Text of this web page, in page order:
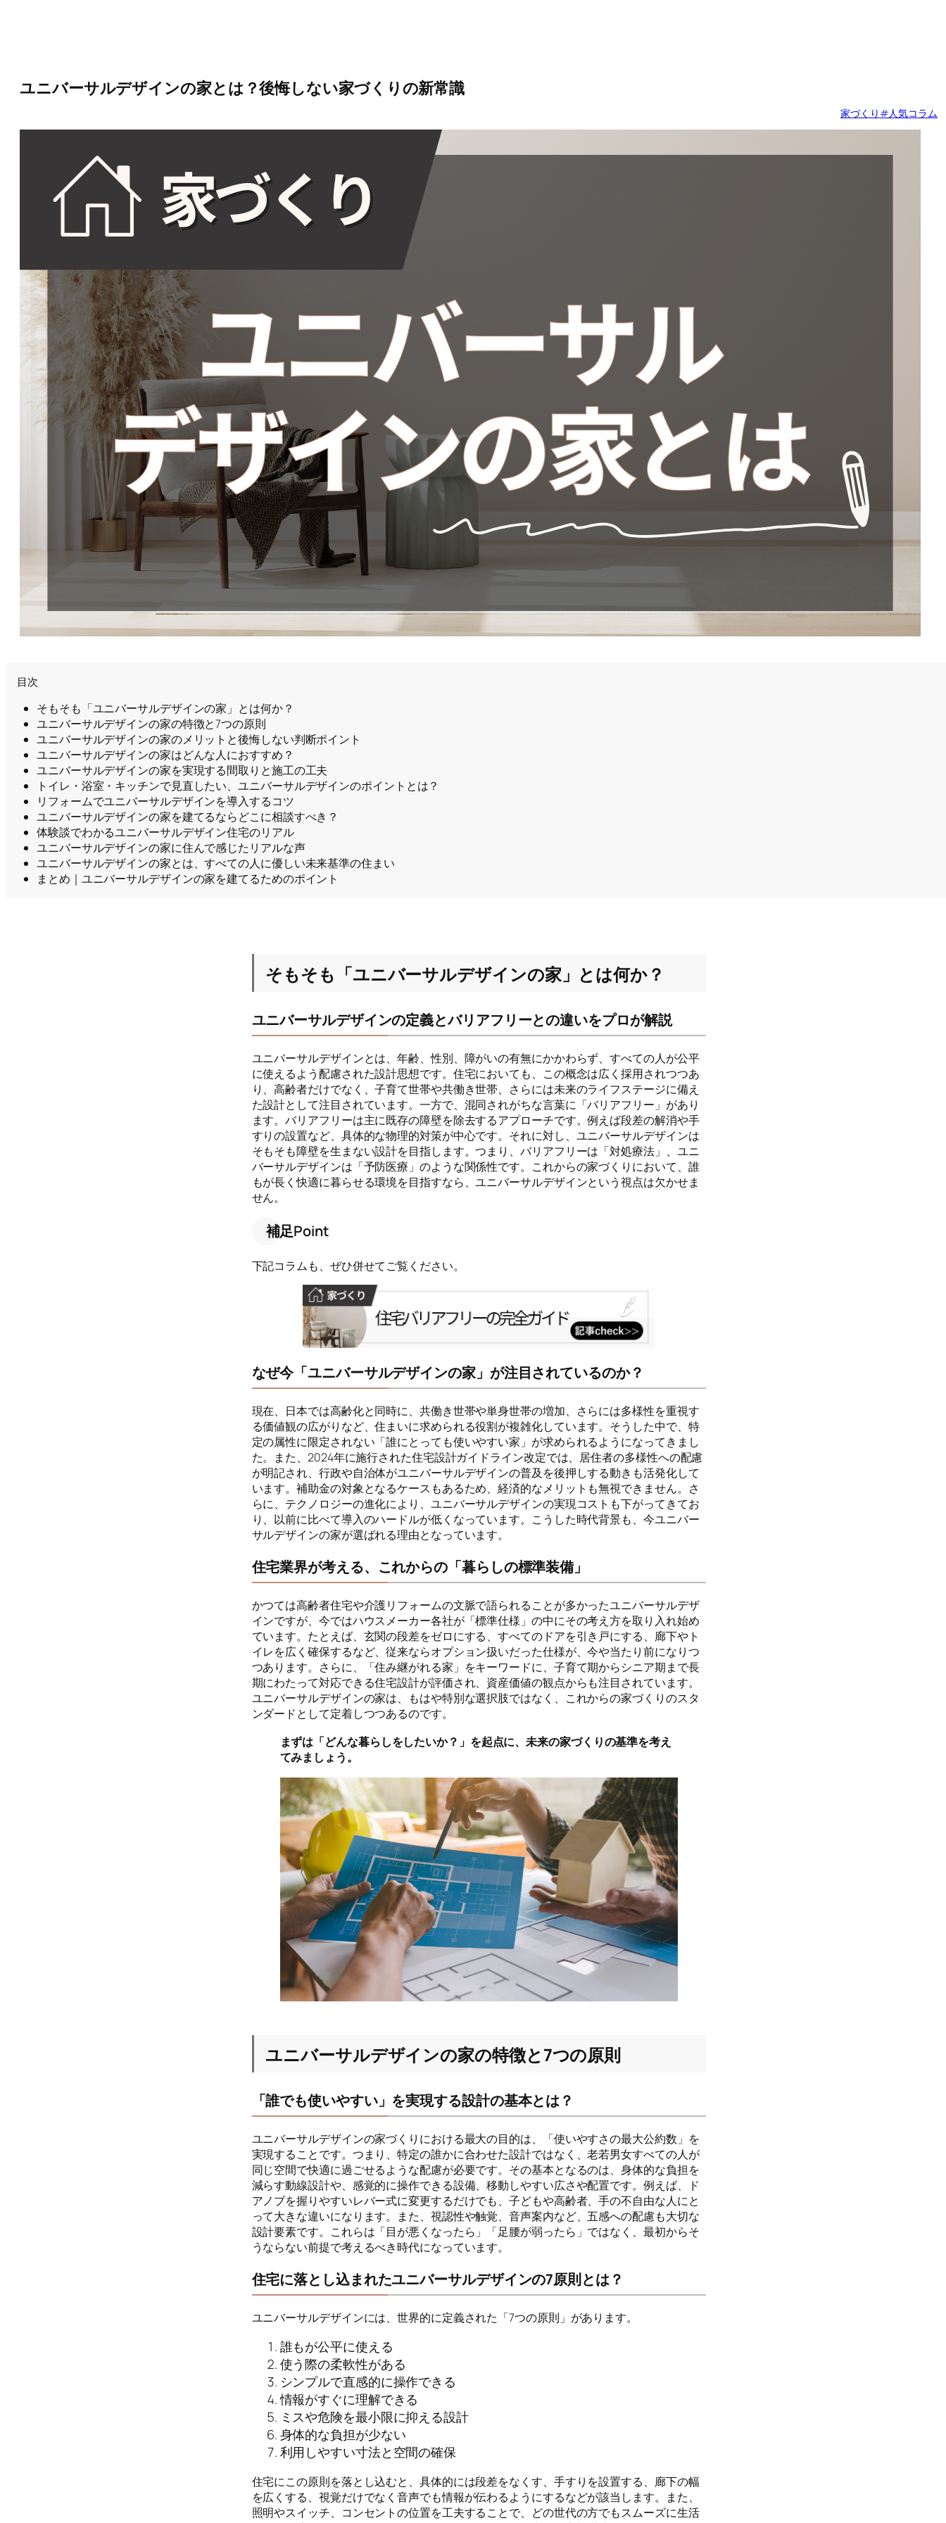
ユニバーサルデザインの家とは？後悔しない家づくりの新常識
家づくり #人気コラム
目次
そもそも「ユニバーサルデザインの家」とは何か？
ユニバーサルデザインの家の特徴と7つの原則
ユニバーサルデザインの家のメリットと後悔しない判断ポイント
ユニバーサルデザインの家はどんな人におすすめ？
ユニバーサルデザインの家を実現する間取りと施工の工夫
トイレ・浴室・キッチンで見直したい、ユニバーサルデザインのポイントとは？
リフォームでユニバーサルデザインを導入するコツ
ユニバーサルデザインの家を建てるならどこに相談すべき？
体験談でわかるユニバーサルデザイン住宅のリアル
ユニバーサルデザインの家に住んで感じたリアルな声
ユニバーサルデザインの家とは、すべての人に優しい未来基準の住まい
まとめ｜ユニバーサルデザインの家を建てるためのポイント
そもそも「ユニバーサルデザインの家」とは何か？
ユニバーサルデザインの定義とバリアフリーとの違いをプロが解説
ユニバーサルデザインとは、年齢、性別、障がいの有無にかかわらず、すべての人が公平
に使えるよう配慮された設計思想です。住宅においても、この概念は広く採用されつつあ
り、高齢者だけでなく、子育て世帯や共働き世帯、さらには未来のライフステージに備え
た設計として注目されています。一方で、混同されがちな言葉に「バリアフリー」があり
ます。バリアフリーは主に既存の障壁を除去するアプローチです。例えば段差の解消や手
すりの設置など、具体的な物理的対策が中心です。それに対し、ユニバーサルデザインは
そもそも障壁を生まない設計を目指します。つまり、バリアフリーは「対処療法」、ユニ
バーサルデザインは「予防医療」のような関係性です。これからの家づくりにおいて、誰
もが長く快適に暮らせる環境を目指すなら、ユニバーサルデザインという視点は欠かせま
せん。
補足Point
下記コラムも、ぜひ併せてご覧ください。
なぜ今「ユニバーサルデザインの家」が注目されているのか？
現在、日本では高齢化と同時に、共働き世帯や単身世帯の増加、さらには多様性を重視す
る価値観の広がりなど、住まいに求められる役割が複雑化しています。そうした中で、特
定の属性に限定されない「誰にとっても使いやすい家」が求められるようになってきまし
た。また、2024年に施行された住宅設計ガイドライン改定では、居住者の多様性への配慮
が明記され、行政や自治体がユニバーサルデザインの普及を後押しする動きも活発化して
います。補助金の対象となるケースもあるため、経済的なメリットも無視できません。さ
らに、テクノロジーの進化により、ユニバーサルデザインの実現コストも下がってきてお
り、以前に比べて導入のハードルが低くなっています。こうした時代背景も、今ユニバー
サルデザインの家が選ばれる理由となっています。
住宅業界が考える、これからの「暮らしの標準装備」
かつては高齢者住宅や介護リフォームの文脈で語られることが多かったユニバーサルデザ
インですが、今ではハウスメーカー各社が「標準仕様」の中にその考え方を取り入れ始め
ています。たとえば、玄関の段差をゼロにする、すべてのドアを引き戸にする、廊下やト
イレを広く確保するなど、従来ならオプション扱いだった仕様が、今や当たり前になりつ
つあります。さらに、「住み継がれる家」をキーワードに、子育て期からシニア期まで長
期にわたって対応できる住宅設計が評価され、資産価値の観点からも注目されています。
ユニバーサルデザインの家は、もはや特別な選択肢ではなく、これからの家づくりのスタ
ンダードとして定着しつつあるのです。
まずは「どんな暮らしをしたいか？」を起点に、未来の家づくりの基準を考え
てみましょう。
ユニバーサルデザインの家の特徴と7つの原則
「誰でも使いやすい」を実現する設計の基本とは？
ユニバーサルデザインの家づくりにおける最大の目的は、「使いやすさの最大公約数」を
実現することです。つまり、特定の誰かに合わせた設計ではなく、老若男女すべての人が
同じ空間で快適に過ごせるような配慮が必要です。その基本となるのは、身体的な負担を
減らす動線設計や、感覚的に操作できる設備、移動しやすい広さや配置です。例えば、ド
アノブを握りやすいレバー式に変更するだけでも、子どもや高齢者、手の不自由な人にと
って大きな違いになります。また、視認性や触覚、音声案内など、五感への配慮も大切な
設計要素です。これらは「目が悪くなったら」「足腰が弱ったら」ではなく、最初からそ
うならない前提で考えるべき時代になっています。
住宅に落とし込まれたユニバーサルデザインの7原則とは？
ユニバーサルデザインには、世界的に定義された「7つの原則」があります。
誰もが公平に使える
使う際の柔軟性がある
シンプルで直感的に操作できる
情報がすぐに理解できる
ミスや危険を最小限に抑える設計
身体的な負担が少ない
利用しやすい寸法と空間の確保
住宅にこの原則を落とし込むと、具体的には段差をなくす、手すりを設置する、廊下の幅
を広くする、視覚だけでなく音声でも情報が伝わるようにするなどが該当します。また、
照明やスイッチ、コンセントの位置を工夫することで、どの世代の方でもスムーズに生活